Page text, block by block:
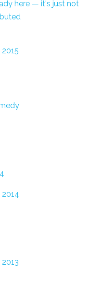
here — it's just not